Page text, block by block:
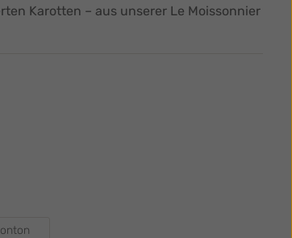
Karotten – aus unserer Le Moissonnier